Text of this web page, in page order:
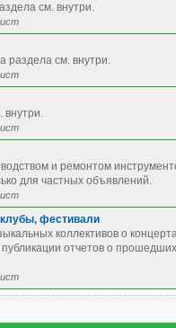
см. внутри.
раздела см. внутри.
внутри.
и ремонтом
для частных объявлений.
фестивали
коллективов о
отчетов о